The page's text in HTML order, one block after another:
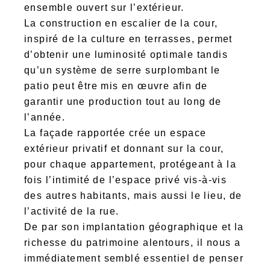
ensemble ouvert sur l’extérieur.
La construction en escalier de la cour,
inspiré de la culture en terrasses, permet
d’obtenir une luminosité optimale tandis
qu’un système de serre surplombant le
patio peut être mis en œuvre afin de
garantir une production tout au long de
l’année.
La façade rapportée crée un espace
extérieur privatif et donnant sur la cour,
pour chaque appartement, protégeant à la
fois l’intimité de l’espace privé vis-à-vis
des autres habitants, mais aussi le lieu, de
l’activité de la rue.
De par son implantation géographique et la
richesse du patrimoine alentours, il nous a
immédiatement semblé essentiel de penser